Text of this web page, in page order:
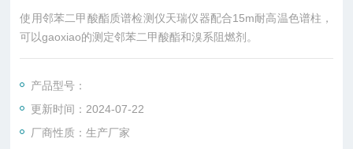
使用邻苯二甲酸酯质谱检测仪天瑞仪器配合15m耐高温色谱柱，
可以gaoxiao的测定邻苯二甲酸酯和溴系阻燃剂。
产品型号：
更新时间：2024-07-22
厂商性质：生产厂家